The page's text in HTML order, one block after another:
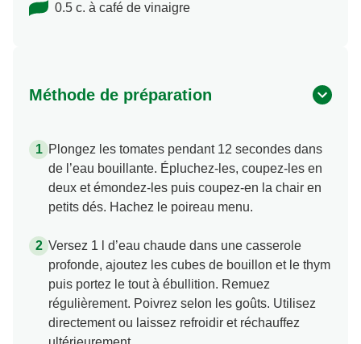
0.5 c. à café de vinaigre
Méthode de préparation
Plongez les tomates pendant 12 secondes dans
de l’eau bouillante. Épluchez-les, coupez-les en
deux et émondez-les puis coupez-en la chair en
petits dés. Hachez le poireau menu.
Versez 1 l d’eau chaude dans une casserole
profonde, ajoutez les cubes de bouillon et le thym
puis portez le tout à ébullition. Remuez
régulièrement. Poivrez selon les goûts. Utilisez
directement ou laissez refroidir et réchauffez